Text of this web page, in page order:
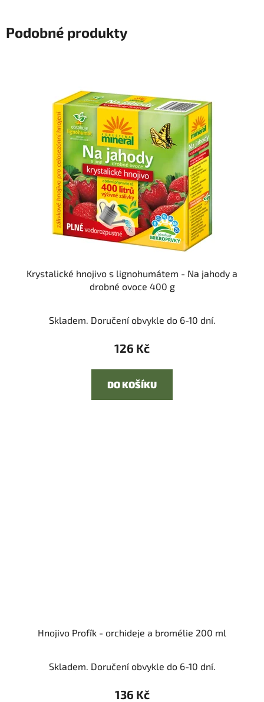
Podobné produkty
Krystalické hnojivo s lignohumátem - Na jahody a
drobné ovoce 400 g
Skladem. Doručení obvykle do 6-10 dní.
126 Kč
DO KOŠÍKU
Hnojivo Profík - orchideje a bromélie 200 ml
Skladem. Doručení obvykle do 6-10 dní.
136 Kč